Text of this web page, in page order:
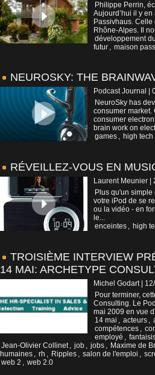
Philippe Perrin,
Aujourd’hui il y
Passivhaus.
Rhône-Alpes. Il
développement
futur , maison
NEUROSKY: THE
Podcast Journal |
NeuroSky has
consumer
consumer
brain work on
games , high tech
RÉVEILLEZ-VOUS EN
Laurent Meunier |
Plus qu'un
votre iPod de se
ou la vidéo - en
le...
enceintes , high
TROISIÈME INTERVIEW
14 MAI: ARCHETYPE
Michel Godart |
Pour terminer,
Consulting. Le
mai 2009 en vue
14 mai , acteurs ,
compétences ,
employé ,
Jean-Olivier Collinet , job , jobs , Maxime de
humaines , rh , Ripples , salon de l'emploi ,
web 2 , web 2.0